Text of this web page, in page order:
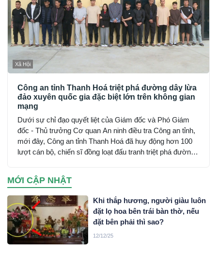
Xã Hội
Công an tỉnh Thanh Hoá triệt phá đường dây lừa
đảo xuyên quốc gia đặc biệt lớn trên không gian
mạng
Dưới sự chỉ đạo quyết liệt của Giám đốc và Phó Giám
đốc - Thủ trưởng Cơ quan An ninh điều tra Công an tỉnh,
mới đây, Công an tỉnh Thanh Hoá đã huy động hơn 100
lượt cán bộ, chiến sĩ đồng loạt đấu tranh triệt phá đường
điện tử lừa đảo chiếm đoạt tài sản trên không gian mạng
xuyên quốc gia do đối tượng Mai Văn Tới, sinh năm 2001
trú tại xã Nga Sơn, tỉnh Thanh Hoá cầm đầu…
MỚI CẬP NHẬT
Khi thắp hương, người giàu luôn
đặt lọ hoa bên trái bàn thờ, nếu
đặt bên phải thì sao?
12/12/25